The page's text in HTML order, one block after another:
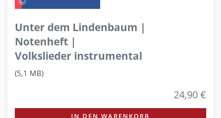
Unter dem Lindenbaum |
Notenheft |
Volkslieder instrumental
(5,1 MB)
24,90 €
IN DEN WARENKORB